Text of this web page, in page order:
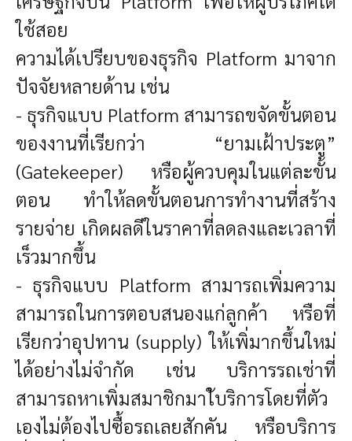
ใช้สอย
ความได้เปรียบของธุรกิจ Platform มาจาก
ปัจจัยหลายด้าน เช่น
- ธุรกิจแบบ Platform สามารถขจัดขั้นตอน
ของงานที่เรียกว่า “ยามเฝ้าประตู”
(Gatekeeper) หรือผู้ควบคุมในแต่ละขั้น
ตอน ทำให้ลดขั้นตอนการทำงานที่สร้าง
รายจ่าย เกิดผลดีในราคาที่ลดลงและเวลาที่
เร็วมากขึ้น
- ธุรกิจแบบ Platform สามารถเพิ่มความ
สามารถในการตอบสนองแก่ลูกค้า หรือที่
เรียกว่าอุปทาน (supply) ให้เพิ่มากขึ้นใหม่
ได้อย่างไม่จำกัด เช่น บริการรถเช่าที่
สามารถหาเพิ่มสมาชิกมาใ้บริการโดยที่ตัว
เองไม่ต้องไปซื้อรถเลยสักคัน หรือบริการ